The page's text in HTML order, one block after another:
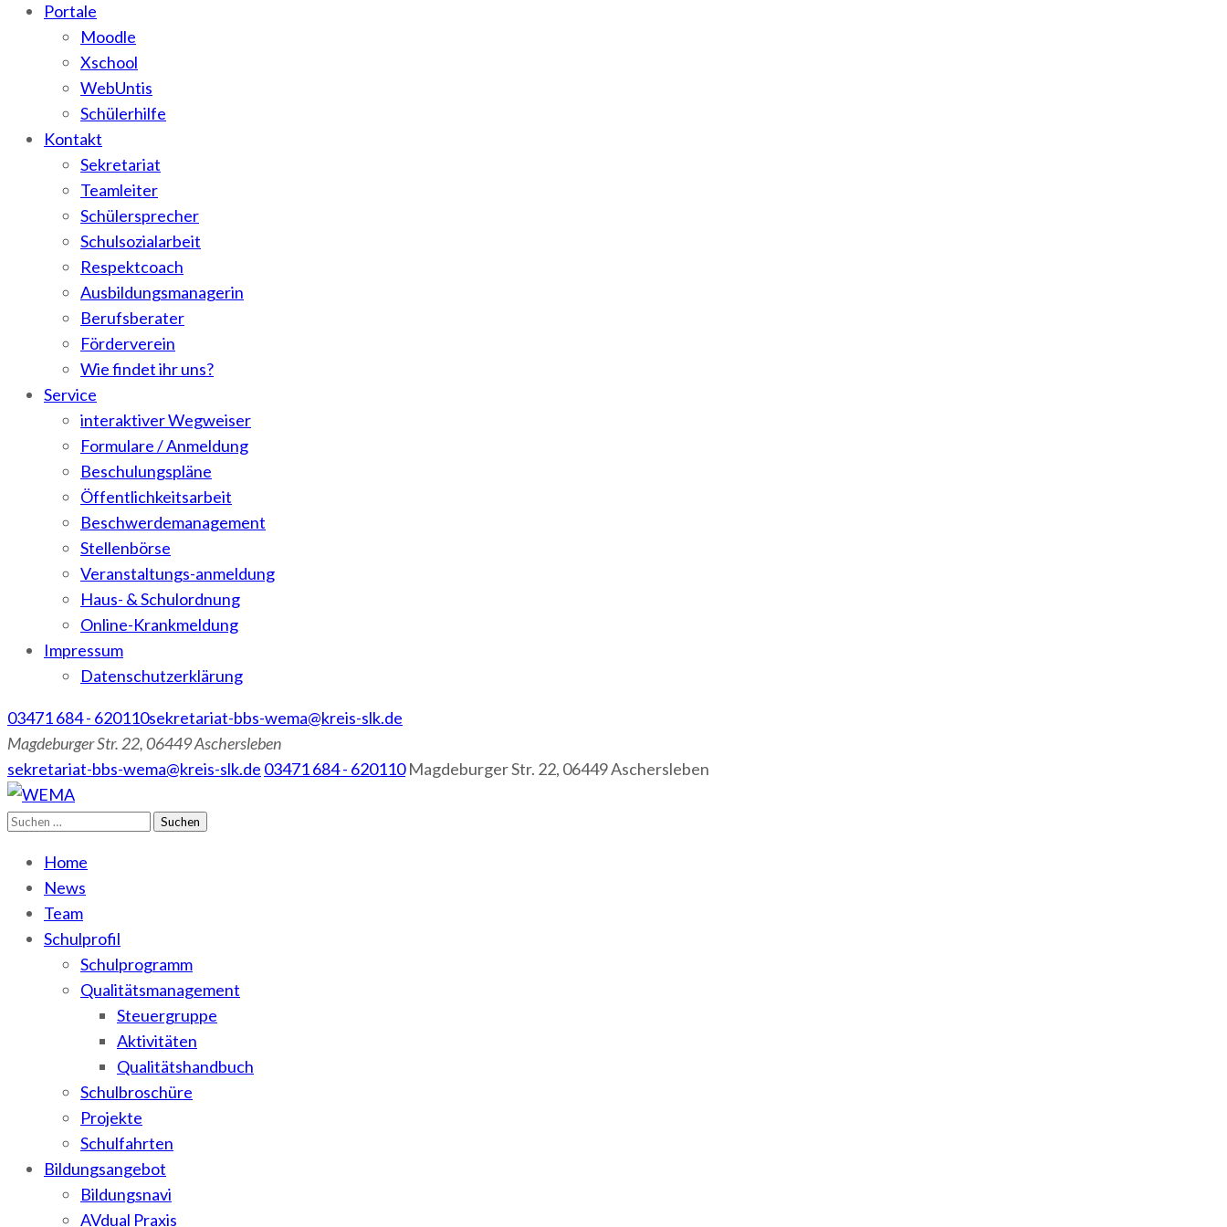
Portale
Moodle
Xschool
WebUntis
Schülerhilfe
Kontakt
Sekretariat
Teamleiter
Schülersprecher
Schulsozialarbeit
Respektcoach
Ausbildungsmanagerin
Berufsberater
Förderverein
Wie findet ihr uns?
Service
interaktiver Wegweiser
Formulare / Anmeldung
Beschulungspläne
Öffentlichkeitsarbeit
Beschwerdemanagement
Stellenbörse
Veranstaltungs-anmeldung
Haus- & Schulordnung
Online-Krankmeldung
Impressum
Datenschutzerklärung
03471 684 - 620110sekretariat-bbs-wema@kreis-slk.de
Magdeburger Str. 22, 06449 Aschersleben
sekretariat-bbs-wema@kreis-slk.de 03471 684 - 620110 Magdeburger Str. 22, 06449 Aschersleben
WEMA
BbS I des Salzlandkreises
Suchen
Home
News
Team
Schulprofil
Schulprogramm
Qualitätsmanagement
Steuergruppe
Aktivitäten
Qualitätshandbuch
Schulbroschüre
Projekte
Schulfahrten
Bildungsangebot
Bildungsnavi
AVdual Praxis